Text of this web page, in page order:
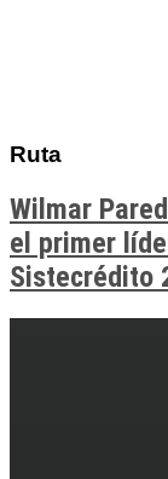
Ruta
Wilmar
el primer
Sistecrédito